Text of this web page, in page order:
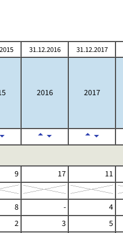
31.12.2016 31.12.2017
2016 2017
9 17 11
8 - 4
2 3 5